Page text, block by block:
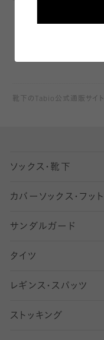
靴下のTabio公式通販サイト
ソックス・靴下
五本指ソックス・
足袋ソックス・靴下
無地・プレーンソ
柄ソックス・靴下
スニーカー（くる
カバーソックス・フッ
フットカバー・カバ
フットカバー・カ
フットカバー・カバ
サンダルガード
タイツ
30デニール以下の
31〜40デニール
レギンス・スパッツ
柄レギンス
ストッキング